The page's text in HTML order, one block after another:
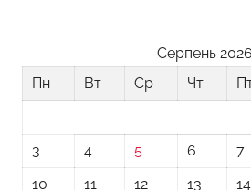
Серпень 2026
Пн
Вт Ср Чт
3
4 5 6 7
10
11 12 13 14